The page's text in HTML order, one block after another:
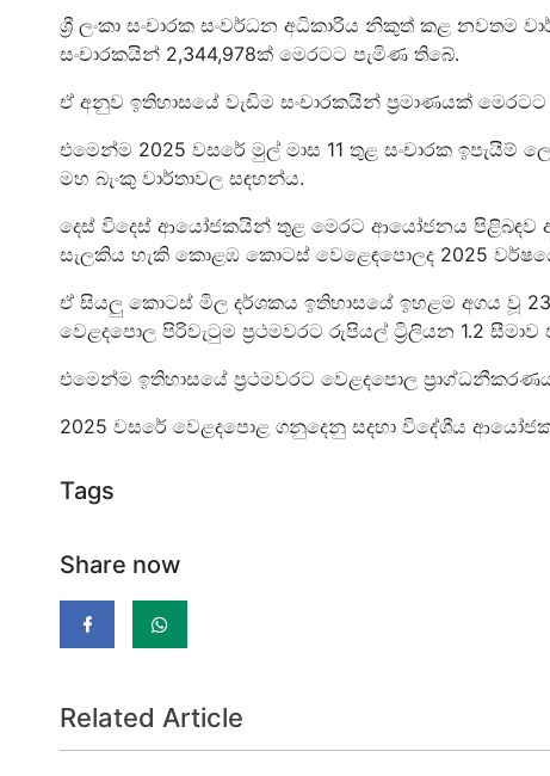
ශ්‍රී ලංකා සංචාරක සංවර්ධන අධිකාරිය නිකුත් කළ නවතම
සංචාරකයින් 2,344,978ක් මෙරටට පැමිණ තිබේ.
ඒ අනුව ඉතිහාසයේ වැඩිම සංචාරකයින් ප්‍රමාණයක්
එමෙන්ම 2025 වසරේ මුල් මාස 11 තුළ සංචාරක ඉපැයීම්
මහ බැංකු වාර්තාවල සඳහන්ය.
දෙස් විදෙස් ආයෝජකයින් තුළ මෙරට ආයෝජනය පිළිබඳව
සැලකිය හැකි කොළඹ කොටස් වෙළෙඳපොලද 2025
ඒ සියලු කොටස් මිල දර්ශකය ඉතිහාසයේ ඉහළම අගය වූ
වෙළදපොල පිරිවැටුම ප්‍රථමවරට රුපියල් ට්‍රිලියන 1.2
එමෙන්ම ඉතිහාසයේ ප්‍රථමවරට වෙළදපොල
2025 වසරේ වෙළදපොළ ගනුදෙනු සදහා විදේශීය
Tags
Share now
Related Article